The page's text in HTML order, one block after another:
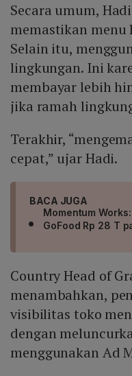
Secara umum,
memastikan
Selain itu,
lingkungan. Ini
membayar lebih
jika ramah
Terakhir,
cepat,” ujar Hadi.
BACA JUGA
Momentum
GoFood Rp 28 T
Country Head of
menambahkan,
visibilitas toko
dengan
menggunakan Ad